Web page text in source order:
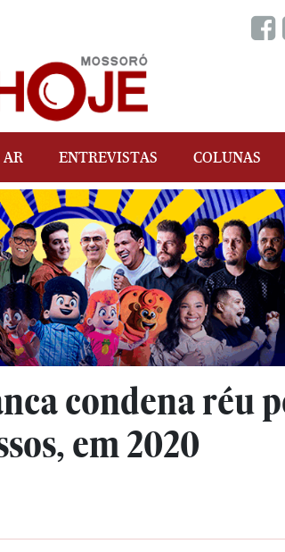
AR ENTREVISTAS COLUNAS
condena réu
em 2020